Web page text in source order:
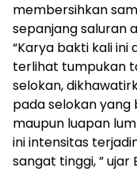
membersihkan
sepanjang saluran
“Karya bakti kali ini
terlihat tumpukan
selokan,
pada selokan
maupun luapan
ini intensitas
sangat tinggi, ” ujar